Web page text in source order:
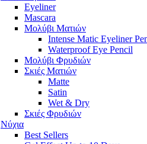
Eyeliner
Mascara
Μολύβι Ματιών
Intense Matic Eyeliner
Waterproof Eye Pencil
Μολύβι Φρυδιών
Σκιές Ματιών
Matte
Satin
Wet & Dry
Σκιές Φρυδιών
Νύχια
Best Sellers